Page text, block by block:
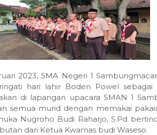
2023, SMA Negeri 1
hari lahir Boden Powel sebagai
di lapangan upacara SMAN 1
semua murid dengan memakai
Nugroho Budi Raharjo, S.Pd
dari Ketua Kwarnas budi Waseso.